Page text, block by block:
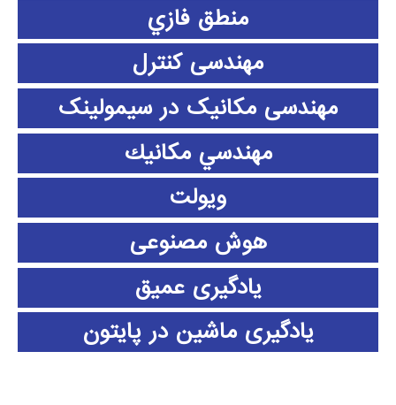
منطق فازي
مهندسی کنترل
مهندسی مکانیک در سیمولینک
مهندسي مكانيك
ویولت
هوش مصنوعی
یادگیری عمیق
یادگیری ماشین در پایتون